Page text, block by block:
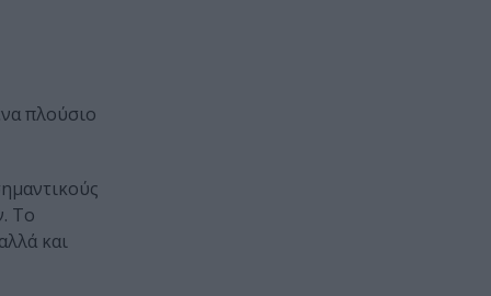
πλούσιο
Το
και